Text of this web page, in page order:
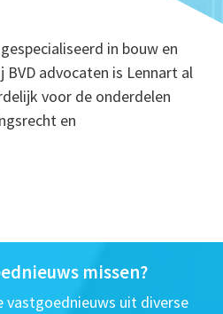
in bouw en
advocaten is Lennart al
voor de onderdelen
en
missen?
uit diverse